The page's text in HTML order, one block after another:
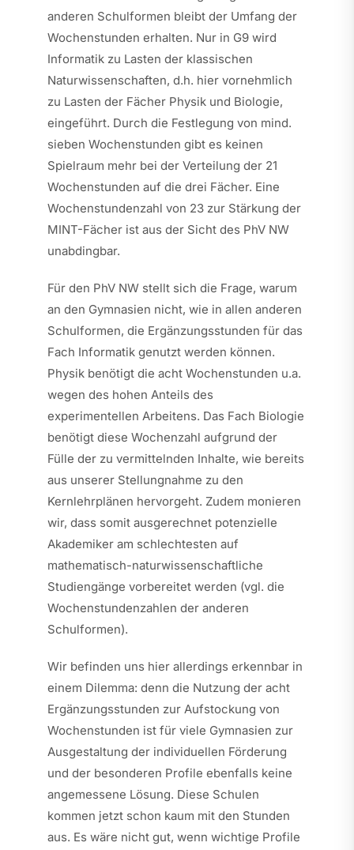
anderen Schulformen bleibt der Umfang der
Wochenstunden erhalten. Nur in G9 wird
Informatik zu Lasten der klassischen
Naturwissenschaften, d.h. hier vornehmlich
zu Lasten der Fächer Physik und Biologie,
eingeführt. Durch die Festlegung von mind.
sieben Wochenstunden gibt es keinen
Spielraum mehr bei der Verteilung der 21
Wochenstunden auf die drei Fächer. Eine
Wochenstundenzahl von 23 zur Stärkung der
MINT-Fächer ist aus der Sicht des PhV NW
unabdingbar.
Für den PhV NW stellt sich die Frage, warum
an den Gymnasien nicht, wie in allen anderen
Schulformen, die Ergänzungsstunden für das
Fach Informatik genutzt werden können.
Physik benötigt die acht Wochenstunden u.a.
wegen des hohen Anteils des
experimentellen Arbeitens. Das Fach Biologie
benötigt diese Wochenzahl aufgrund der
Fülle der zu vermittelnden Inhalte, wie bereits
aus unserer Stellungnahme zu den
Kernlehrplänen hervorgeht. Zudem monieren
wir, dass somit ausgerechnet potenzielle
Akademiker am schlechtesten auf
mathematisch-naturwissenschaftliche
Studiengänge vorbereitet werden (vgl. die
Wochenstundenzahlen der anderen
Schulformen).
Wir befinden uns hier allerdings erkennbar in
einem Dilemma: denn die Nutzung der acht
Ergänzungsstunden zur Aufstockung von
Wochenstunden ist für viele Gymnasien zur
Ausgestaltung der individuellen Förderung
und der besonderen Profile ebenfalls keine
angemessene Lösung. Diese Schulen
kommen jetzt schon kaum mit den Stunden
aus. Es wäre nicht gut, wenn wichtige Profile